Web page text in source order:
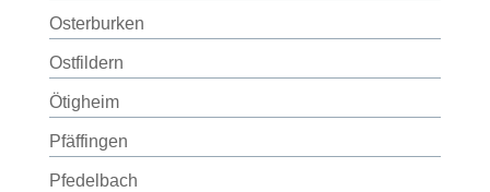
Osterburken
Ostfildern
Ötigheim
Pfäffingen
Pfedelbach